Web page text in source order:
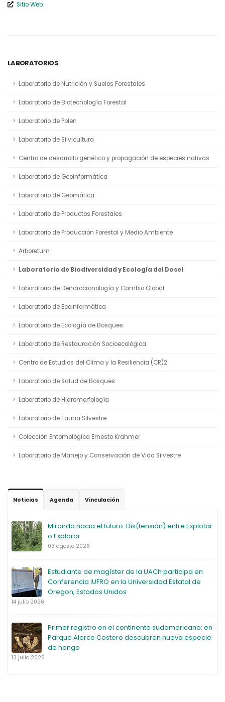
Sitio Web
LABORATORIOS
Laboratorio de Nutrición y Suelos Forestales
Laboratorio de Biotecnología Forestal
Laboratorio de Polen
Laboratorio de Silvicultura
Centro de desarrollo genético y propagación de especies nativas
Laboratorio de Geoinformática
Laboratorio de Geomática
Laboratorio de Productos Forestales
Laboratorio de Producción Forestal y Medio Ambiente
Arboretum
Laboratorio de Biodiversidad y Ecología del Dosel
Laboratorio de Dendrocronología y Cambio Global
Laboratorio de Ecoinformática
Laboratorio de Ecología de Bosques
Laboratorio de Restauración Socioecológica
Centro de Estudios del Clima y la Resiliencia (CR)2
Laboratorio de Salud de Bosques
Laboratorio de Hidromorfología
Laboratorio de Fauna Silvestre
Colección Entomológica Ernesto Krahmer
Laboratorio de Manejo y Conservación de Vida Silvestre
Noticias Agenda Vinculación
Mirando hacia el futuro: Dis(tensión) entre Explotar
o Explorar
03 agosto 2026
Estudiante de magíster de la UACh participa en
Conferencia IUFRO en la Universidad Estatal de
Oregon, Estados Unidos
14 julio 2026
Primer registro en el continente sudamericano: en
Parque Alerce Costero descubren nueva especie
de hongo
13 julio 2026